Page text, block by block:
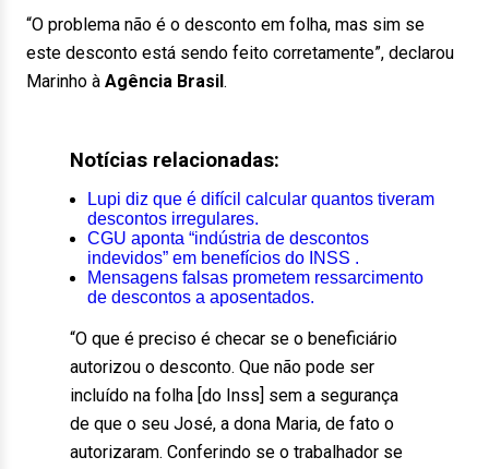
“O problema não é o desconto em folha, mas sim se
este desconto está sendo feito corretamente”, declarou
Marinho à Agência Brasil.
Notícias relacionadas:
Lupi diz que é difícil calcular quantos tiveram
descontos irregulares.
CGU aponta “indústria de descontos
indevidos” em benefícios do INSS .
Mensagens falsas prometem ressarcimento
de descontos a aposentados.
“O que é preciso é checar se o beneficiário
autorizou o desconto. Que não pode ser
incluído na folha [do Inss] sem a segurança
de que o seu José, a dona Maria, de fato o
autorizaram. Conferindo se o trabalhador se